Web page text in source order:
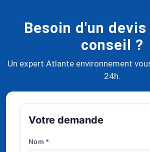
Besoin d'un devis
conseil ?
Un expert Atlante environnement
24h.
Votre demande
Nom *